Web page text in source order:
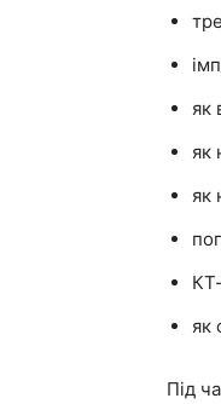
як
як
як
як
Під